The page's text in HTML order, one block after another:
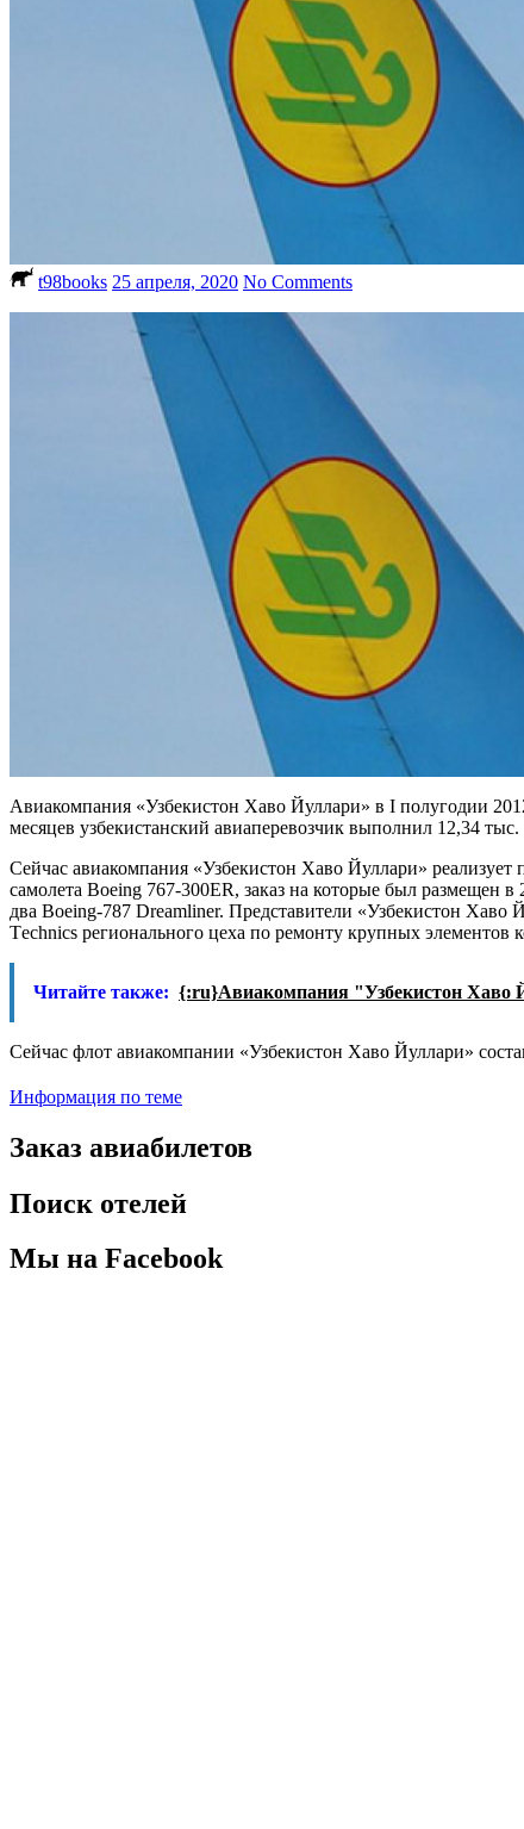
t98books 25 апреля, 2020 No Comments
Авиакомпания «Узбекистон Хаво Йуллари» в I полугодии
месяцев узбекистанский авиаперевозчик выполнил 12,34
Сейчас авиакомпания «Узбекистон Хаво Йуллари» реализует
самолета Boeing 767-300ER, заказ на которые был размещен
два Boeing-787 Dreamliner. Представители «Узбекистон Хаво
Тechnics регионального цеха по ремонту крупных элементов
Читайте также: {:ru}Авиакомпания "Узбекистон Хаво
Сейчас флот авиакомпании «Узбекистон Хаво Йуллари»
Информация по теме
Заказ авиабилетов
Поиск отелей
Мы на Facebook